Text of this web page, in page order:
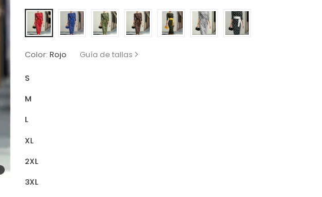
Color: Rojo Guía de tallas
S
M
L
XL
2XL
3XL